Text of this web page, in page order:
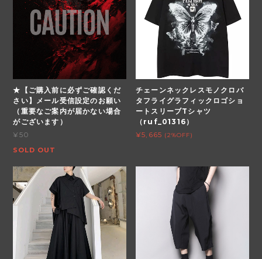
★【ご購入前に必ずご確認くだ
さい】メール受信設定のお願い
（重要なご案内が届かない場合
がございます）
¥50
SOLD OUT
チェーンネックレスモノクロバ
タフライグラフィックロゴショ
ートスリーブTシャツ
（ruf_01316）
¥5,665 (2%OFF)